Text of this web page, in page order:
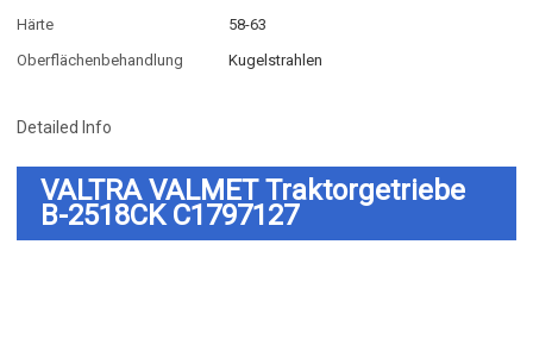
Härte
58-63
Oberflächenbehandlung
Kugelstrahlen
Detailed Info
VALTRA VALMET Traktorgetriebe
B-2518CK C1797127